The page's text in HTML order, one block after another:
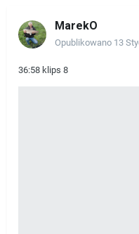
MarekO
Opublikowano 13
36:58 klips 8